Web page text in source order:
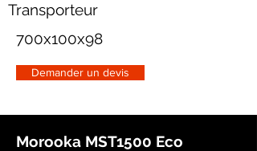
Transporteur
700x100x98
Demander un devis
Morooka MST1500 Eco